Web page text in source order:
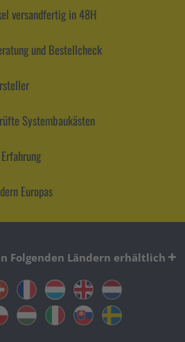
versandfertig in 48H
und Bestellcheck
Systembaukästen
Europas
Folgenden Ländern erhältlich